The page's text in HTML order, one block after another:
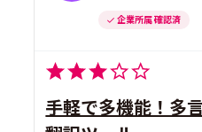
企業所属 確認済
手軽で多機能！多